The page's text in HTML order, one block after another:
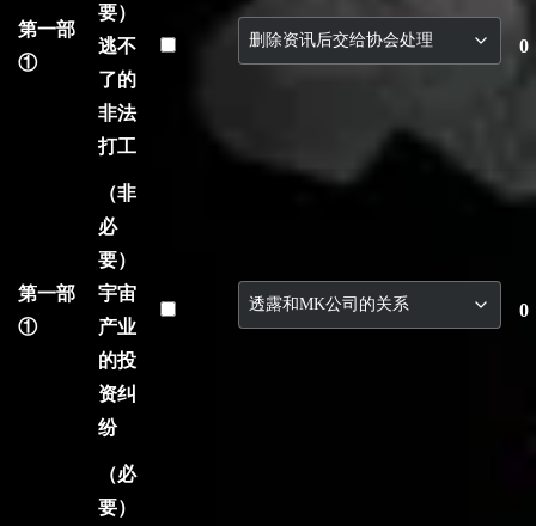
第一部
①
要）
逃不
了的
非法
打工
0
第一部
①
（非
必
要）
宇宙
产业
的投
资纠
纷
0
（必
要）